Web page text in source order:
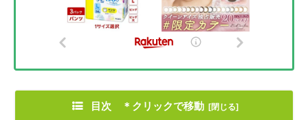
目次 ＊クリックで移動